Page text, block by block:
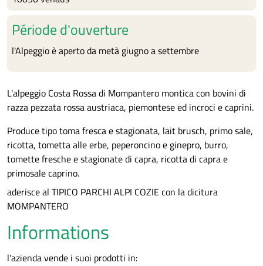
Période d'ouverture
l'Alpeggio è aperto da metà giugno a settembre
L'alpeggio Costa Rossa di Mompantero montica con bovini di
razza pezzata rossa austriaca, piemontese ed incroci e caprini.
Produce tipo toma fresca e stagionata, lait brusch, primo sale,
ricotta, tometta alle erbe, peperoncino e ginepro, burro,
tomette fresche e stagionate di capra, ricotta di capra e
primosale caprino.
aderisce al TIPICO PARCHI ALPI COZIE con la dicitura
MOMPANTERO
Informations
l'azienda vende i suoi prodotti in: